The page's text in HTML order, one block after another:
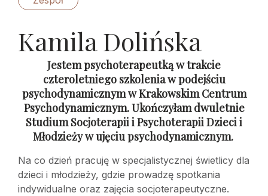
Kamila Dolińska
Jestem psychoterapeutką w trakcie
czteroletniego szkolenia w podejściu
psychodynamicznym w Krakowskim Centrum
Psychodynamicznym. Ukończyłam dwuletnie
Studium Socjoterapii i Psychoterapii Dzieci i
Młodzieży w ujęciu psychodynamicznym.
Na co dzień pracuję w specjalistycznej świetlicy dla
dzieci i młodzieży, gdzie prowadzę spotkania
indywidualne oraz zajęcia socjoterapeutyczne.